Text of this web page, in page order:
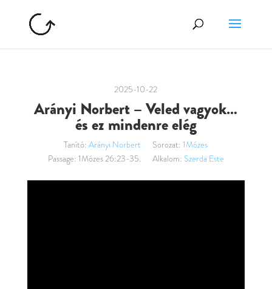
2025-10-22
Arányi Norbert – Veled vagyok…
és ez mindenre elég
Tanító: Arányi Norbert Sorozat: 1Mózes
Passage: 1Mózes 26:23-35. Alkalom: Szerda Este